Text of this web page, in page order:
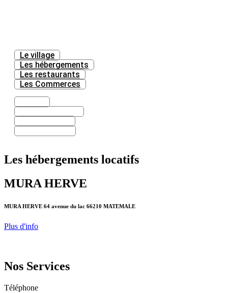
Le village
Les hébergements
Les restaurants
Les Commerces
Le village
Les hébergements
Les restaurants
Les Commerces
Les hébergements locatifs
MURA HERVE
MURA HERVE 64 avenue du lac 66210 MATEMALE
Plus d'info
Nos Services
Téléphone